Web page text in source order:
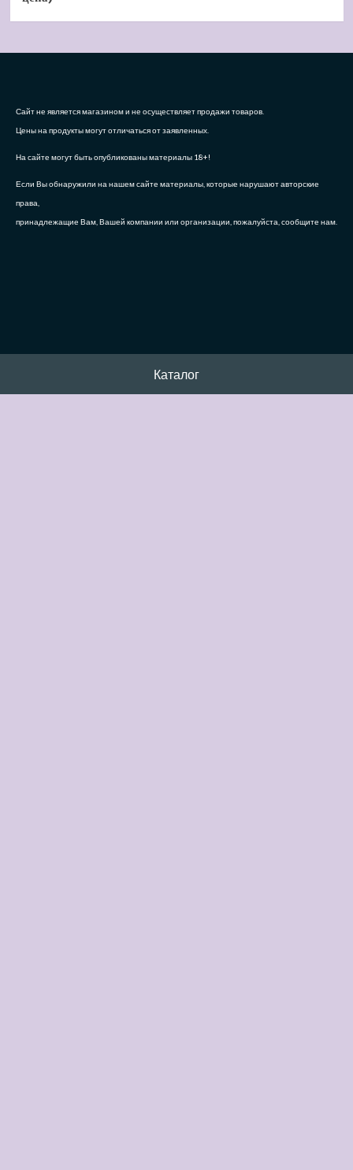
Сайт не является магазином и не осуществляет продажи товаров.
Цены на продукты могут отличаться от заявленных.
На сайте могут быть опубликованы материалы 18+!
Если Вы обнаружили на нашем сайте материалы, которые нарушают авторские
права,
принадлежащие Вам, Вашей компании или организации, пожалуйста, сообщите нам.
Каталог